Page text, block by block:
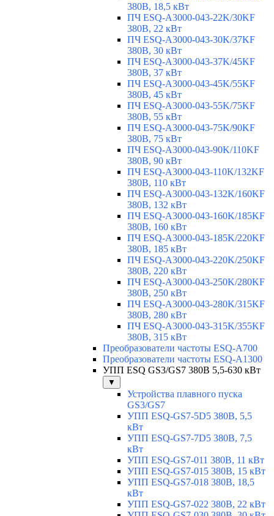
380В, 18,5 кВт
ПЧ ESQ-A3000-043-22K/30KF
380В, 22 кВт
ПЧ ESQ-A3000-043-30K/37KF
380В, 30 кВт
ПЧ ESQ-A3000-043-37K/45KF
380В, 37 кВт
ПЧ ESQ-A3000-043-45K/55KF
380В, 45 кВт
ПЧ ESQ-A3000-043-55K/75KF
380В, 55 кВт
ПЧ ESQ-A3000-043-75K/90KF
380В, 75 кВт
ПЧ ESQ-A3000-043-90K/110KF
380В, 90 кВт
ПЧ ESQ-A3000-043-110K/132KF
380В, 110 кВт
ПЧ ESQ-A3000-043-132K/160KF
380В, 132 кВт
ПЧ ESQ-A3000-043-160K/185KF
380В, 160 кВт
ПЧ ESQ-A3000-043-185K/220KF
380В, 185 кВт
ПЧ ESQ-A3000-043-220K/250KF
380В, 220 кВт
ПЧ ESQ-A3000-043-250K/280KF
380В, 250 кВт
ПЧ ESQ-A3000-043-280K/315KF
380В, 280 кВт
ПЧ ESQ-A3000-043-315K/355KF
380В, 315 кВт
Преобразователи частоты ESQ-A700
Преобразователи частоты ESQ-A1300
УПП ESQ GS3/GS7 380В 5,5-630 кВт
▼
Устройства плавного пуска
GS3/GS7
УПП ESQ-GS7-5D5 380В, 5,5
кВт
УПП ESQ-GS7-7D5 380В, 7,5
кВт
УПП ESQ-GS7-011 380В, 11 кВт
УПП ESQ-GS7-015 380В, 15 кВт
УПП ESQ-GS7-018 380В, 18,5
кВт
УПП ESQ-GS7-022 380В, 22 кВт